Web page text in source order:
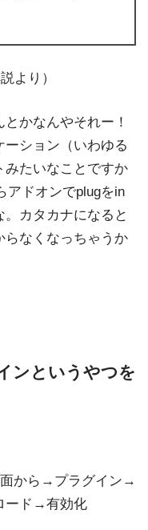
より）
かなんやそれー！
ーション（いわゆる
みたいなことですか
アドオンでplugをin
カタカナになると
らなくなっちゃうか
ンというやつを
面から→プラグイン→
ード→有効化